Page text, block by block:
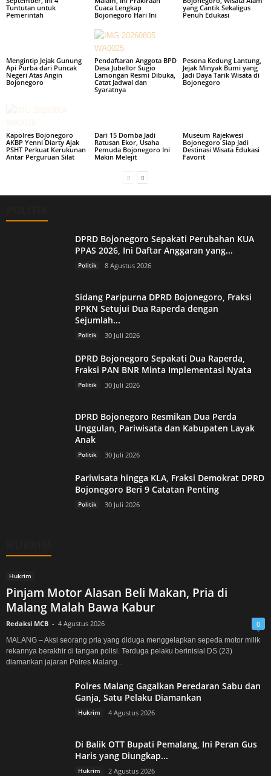
Tuntutan untuk
Pemerintah
Cuaca Lengkap
Bojonegoro Hari Ini
yang Cantik Sekaligus
Penuh Edukasi
Mengintip Jejak Gunung
Api Purba dari Puncak
Negeri Atas Angin
Bojonegoro
Pendaftaran Anggota BPD
Desa Jubellor Sugio
Lamongan Resmi Dibuka,
Catat Jadwal dan
Syaratnya
Pesona Kedung Lantung,
Jejak Minyak Bumi yang
Jadi Daya Tarik Wisata di
Bojonegoro
Kapolres Bojonegoro
AKBP Yenni Diarty Ajak
PSHT Perkuat Kerukunan
Antar Perguruan Silat
Dari 15 Domba Jadi
Ratusan Ekor, Usaha
Pemuda Bojonegoro Ini
Makin Melejit
Museum Rajekwesi
Bojonegoro Siap Jadi
Destinasi Wisata Edukasi
Favorit
DPRD Bojonegoro Sepakati Perubahan KUA
PPAS 2026, Ini Daftar Anggaran yang...
Politik 8 Agustus 2026
Sidang Paripurna DPRD Bojonegoro, Fraksi
PPKN Setujui Dua Raperda dengan
Sejumlah...
Politik 30 Juli 2026
DPRD Bojonegoro Sepakati Dua Raperda,
Fraksi PAN BNR Minta Implementasi Nyata
Politik 30 Juli 2026
DPRD Bojonegoro Resmikan Dua Perda
Unggulan, Pariwisata dan Kabupaten Layak
Anak
Politik 30 Juli 2026
Pariwisata hingga KLA, Fraksi Demokrat DPRD
Bojonegoro Beri 9 Catatan Penting
Politik 30 Juli 2026
Hukrim
Pinjam Motor Alasan Beli Makan, Pria di
Malang Malah Bawa Kabur
Redaksi MCB - 4 Agustus 2026 0
MALANG – Aksi seorang pria yang diduga menggelapkan sepeda motor milik
rekannya berakhir di tangan polisi. Terduga pelaku berinisial DS (23)
diamankan jajaran Polres Malang...
Polres Malang Gagalkan Peredaran Sabu dan
Ganja, Satu Pelaku Diamankan
Hukrim 4 Agustus 2026
Di Balik OTT Bupati Pemalang, Ini Peran Gus
Haris yang Diungkap...
Hukrim 2 Agustus 2026